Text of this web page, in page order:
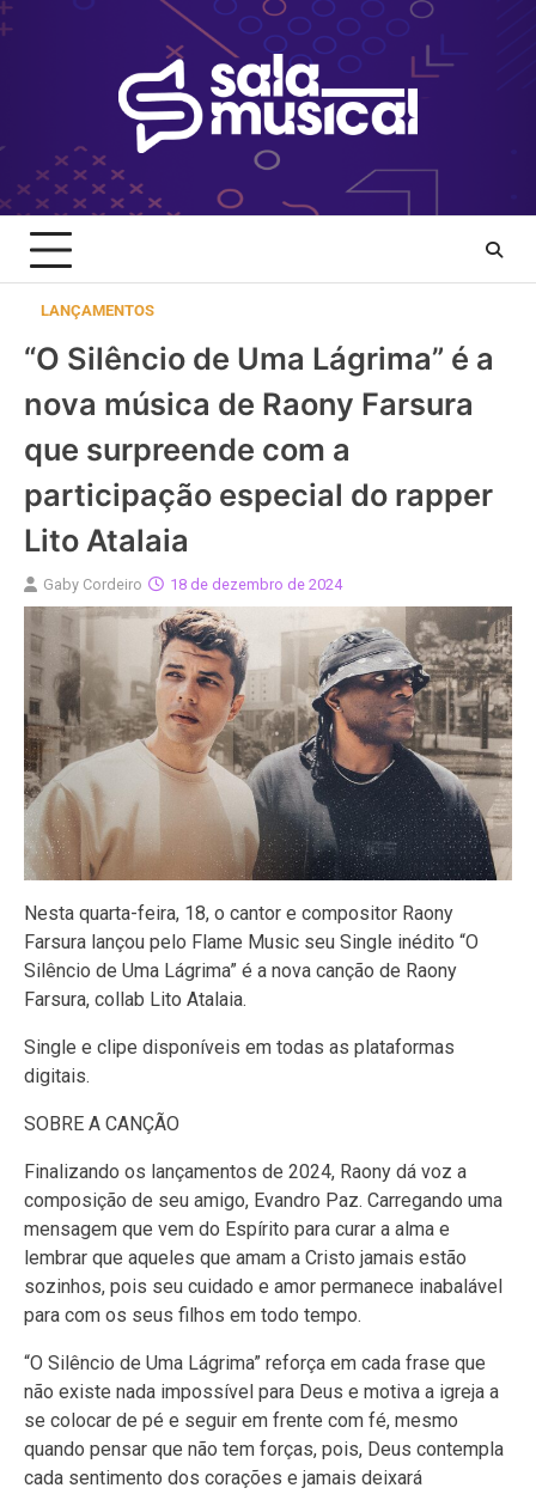
Skip
to
LANÇAMENTOS
“O Silêncio de Uma Lágrima” é a
nova música de Raony Farsura
que surpreende com a
participação especial do rapper
Lito Atalaia
Gaby Cordeiro 18 de dezembro de 2024
Nesta quarta-feira, 18, o cantor e compositor Raony
Farsura lançou pelo Flame Music seu Single inédito “O
Silêncio de Uma Lágrima” é a nova canção de Raony
Farsura, collab Lito Atalaia.
Single e clipe disponíveis em todas as plataformas
digitais.
SOBRE A CANÇÃO
Finalizando os lançamentos de 2024, Raony dá voz a
composição de seu amigo, Evandro Paz. Carregando uma
mensagem que vem do Espírito para curar a alma e
lembrar que aqueles que amam a Cristo jamais estão
sozinhos, pois seu cuidado e amor permanece inabalável
para com os seus filhos em todo tempo.
“O Silêncio de Uma Lágrima” reforça em cada frase que
não existe nada impossível para Deus e motiva a igreja a
se colocar de pé e seguir em frente com fé, mesmo
quando pensar que não tem forças, pois, Deus contempla
cada sentimento dos corações e jamais deixará